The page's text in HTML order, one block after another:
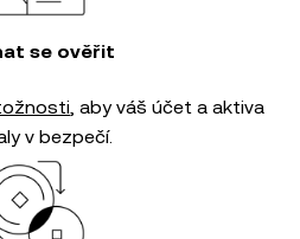
se ověřit
, aby váš účet a aktiva
v bezpečí.